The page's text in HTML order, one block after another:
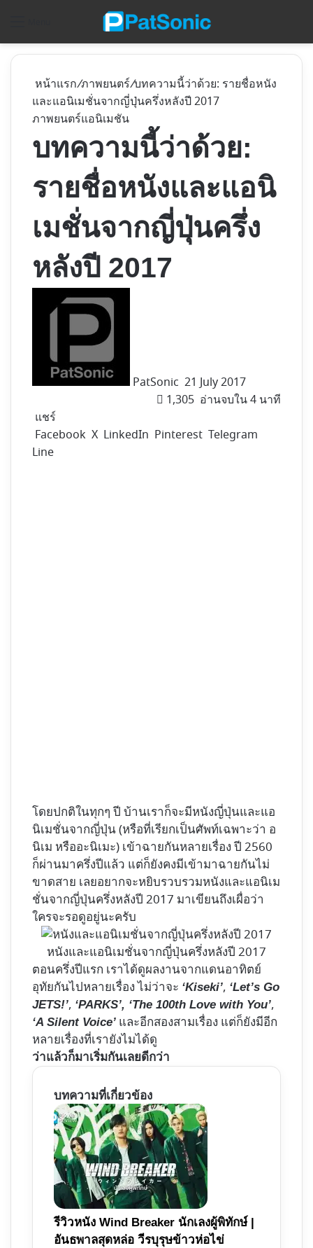
หน้าแรก/ภาพยนตร์/บทความนี้ว่าด้วย: รายชื่อหนัง
และแอนิเมชั่นจากญี่ปุ่นครึ่งหลังปี 2017
ภาพยนตร์แอนิเมชัน
บทความนี้ว่าด้วย:
รายชื่อหนังและแอนิ
เมชั่นจากญี่ปุ่นครึ่ง
หลังปี 2017
PatSonic 21 July 2017
1,305 อ่านจบใน 4 นาที
แชร์
Facebook X LinkedIn Pinterest Telegram
Line
โดยปกติในทุกๆ ปี บ้านเราก็จะมีหนังญี่ปุ่นและแอ
นิเมชั่นจากญี่ปุ่น (หรือที่เรียกเป็นศัพท์เฉพาะว่า อ
นิเม หรืออะนิเมะ) เข้าฉายกันหลายเรื่อง ปี 2560
ก็ผ่านมาครึ่งปีแล้ว แต่ก็ยังคงมีเข้ามาฉายกันไม่
ขาดสาย เลยอยากจะหยิบรวบรวมหนังและแอนิเม
ชั่นจากญี่ปุ่นครึ่งหลังปี 2017 มาเขียนถึงเผื่อว่า
ใครจะรอดูอยู่นะครับ
หนังและแอนิเมชั่นจากญี่ปุ่นครึ่งหลังปี 2017
ตอนครึ่งปีแรก เราได้ดูผลงานจากแดนอาทิตย์
อุทัยกันไปหลายเรื่อง ไม่ว่าจะ ‘Kiseki’, ‘Let’s Go
JETS!’, ‘PARKS’, ‘The 100th Love with You’,
‘A Silent Voice’ และอีกสองสามเรื่อง แต่ก็ยังมีอีก
หลายเรื่องที่เรายังไมได้ดู
ว่าแล้วก็มาเริ่มกันเลยดีกว่า
บทความที่เกี่ยวข้อง
รีวิวหนัง Wind Breaker นักเลงผู้พิทักษ์ |
อันธพาลสุดหล่อ วีรบุรุษข้าวห่อไข่